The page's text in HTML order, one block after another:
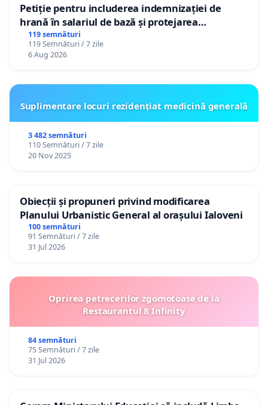
Petiție pentru includerea indemnizației de
hrană în salariul de bază și protejarea
gradațiilor de vechime pentru asistenții
personali
119 semnături
119 Semnături / 7 zile
6 Aug 2026
Suplimentare locuri rezidențiat medicină generală
3 482 semnături
110 Semnături / 7 zile
20 Nov 2025
Obiecții și propuneri privind modificarea
Planului Urbanistic General al orașului Ialoveni
100 semnături
91 Semnături / 7 zile
31 Jul 2026
Oprirea petrecerilor zgomotoase de la
Restaurantul 8 Infinity
84 semnături
75 Semnături / 7 zile
31 Jul 2026